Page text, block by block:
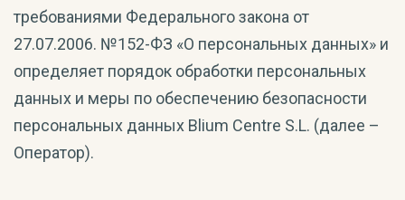
требованиями Федерального закона от
27.07.2006. №152-ФЗ «О персональных данных» и
определяет порядок обработки персональных
данных и меры по обеспечению безопасности
персональных данных Blium Centre S.L. (далее –
Оператор).